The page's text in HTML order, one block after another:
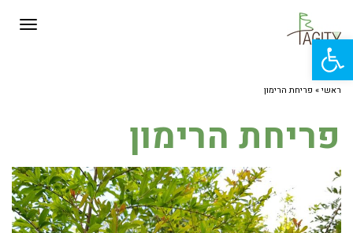
פתח סרגל נגישות
ראשי» פריחת הרימון
פריחת הרימון